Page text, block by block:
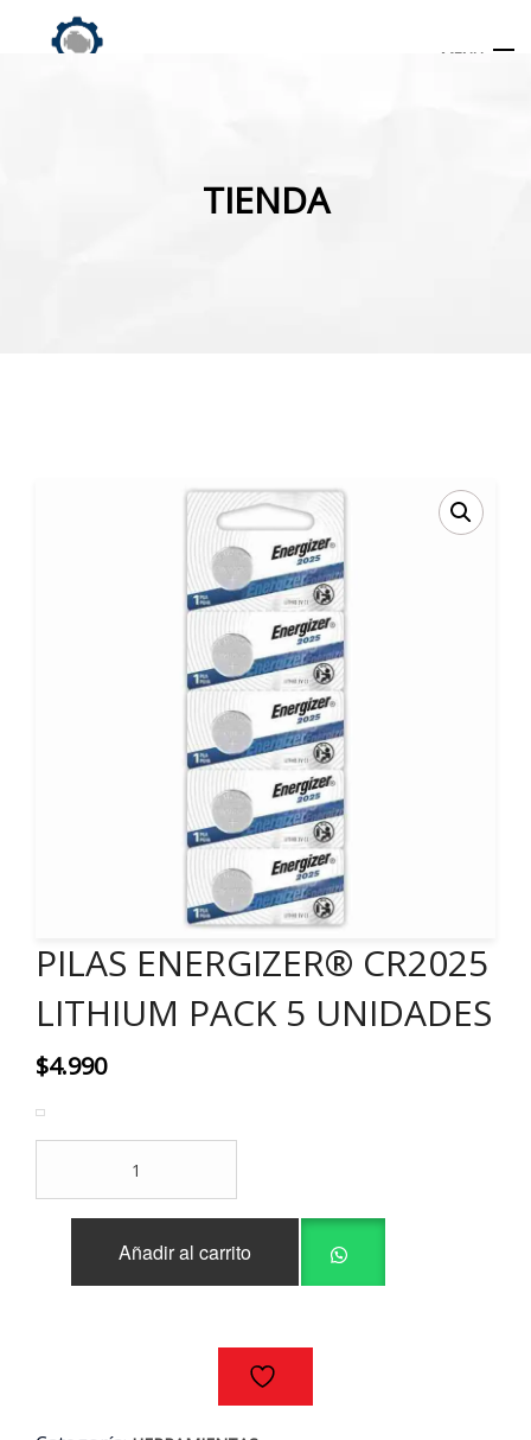
MENU
TIENDA
PILAS ENERGIZER® CR2025
LITHIUM PACK 5 UNIDADES
$4.990
ENERGIZER®
CR2025
Añadir al carrito